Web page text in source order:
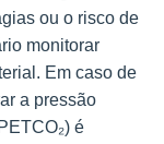
ou o risco de
monitorar
Em caso de
a pressão
é